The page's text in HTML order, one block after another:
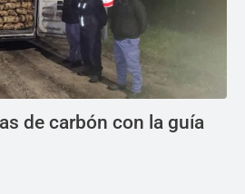
de carbón con la guía